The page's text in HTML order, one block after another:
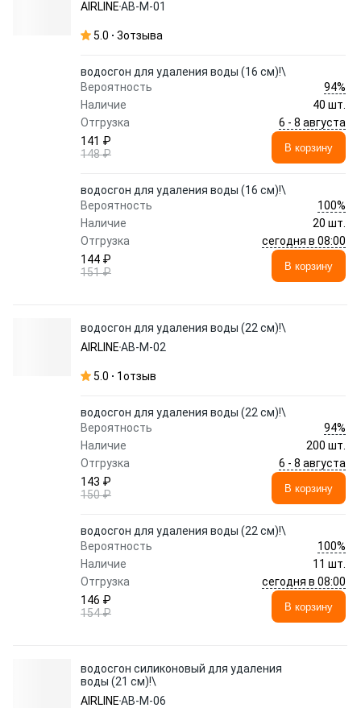
AIRLINEAB-M-01
5.0 3отзыва
водосгон для удаления воды (16 см)!\
Вероятность
94%
Наличие
40 шт.
Отгрузка
6 - 8 августа
141 ₽
148 ₽
В корзину
водосгон для удаления воды (16 см)!\
Вероятность
100%
Наличие
20 шт.
Отгрузка
сегодня в 08:00
144 ₽
151 ₽
В корзину
водосгон для удаления воды (22 см)!\
AIRLINEAB-M-02
5.0 1отзыв
водосгон для удаления воды (22 см)!\
Вероятность
94%
Наличие
200 шт.
Отгрузка
6 - 8 августа
143 ₽
150 ₽
В корзину
водосгон для удаления воды (22 см)!\
Вероятность
100%
Наличие
11 шт.
Отгрузка
сегодня в 08:00
146 ₽
154 ₽
В корзину
водосгон силиконовый для удаления
воды (21 см)!\
AIRLINEAB-M-06